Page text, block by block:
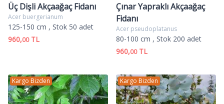
Üç Dişli Akçaağaç Fidanı
Acer buergerianum
125-150 cm , Stok 50 adet
960,00TL
Çınar Yapraklı Akçaağaç
Fidanı
Acer pseudoplatanus
80-100 cm , Stok 200 adet
960,00TL
Kargo Bizden Kargo Bizden